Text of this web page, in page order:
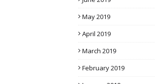
May 2019
April 2019
March 2019
February 2019